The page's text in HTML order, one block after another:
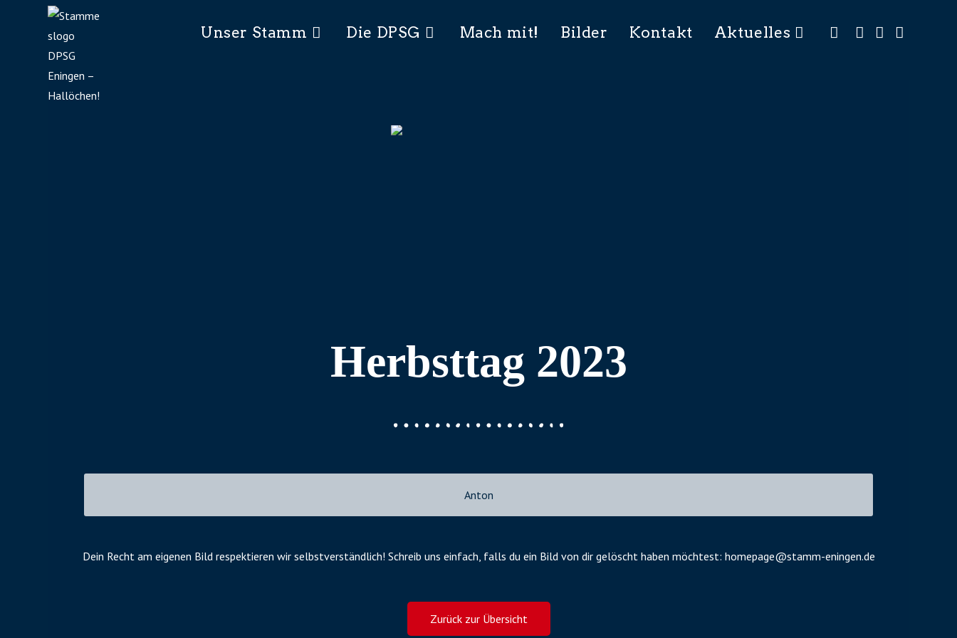
Unser Stamm Die DPSG Mach mit! Bilder Kontakt Aktuelles
Herbsttag 2023
Anton
Dein Recht am eigenen Bild respektieren wir selbstverständlich! Schreib uns einfach, falls du ein Bild von dir gelöscht haben möchtest: homepage@stamm-eningen.de
Zurück zur Übersicht